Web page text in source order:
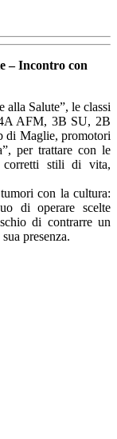
– Incontro con
alla Salute”, le classi
AFM, 3B SU, 2B
di Maglie, promotori
per trattare con le
corretti stili di vita,
con la cultura:
di operare scelte
di contrarre un
presenza.